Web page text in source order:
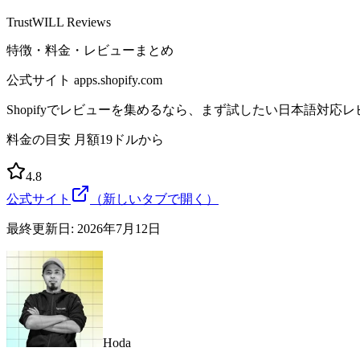
TrustWILL Reviews
特徴・料金・レビューまとめ
公式サイト apps.shopify.com
Shopifyでレビューを集めるなら、まず試したい日本語対応レ
料金の目安 月額19ドルから
4.8
公式サイト
（新しいタブで開く）
最終更新日: 2026年7月12日
Hoda